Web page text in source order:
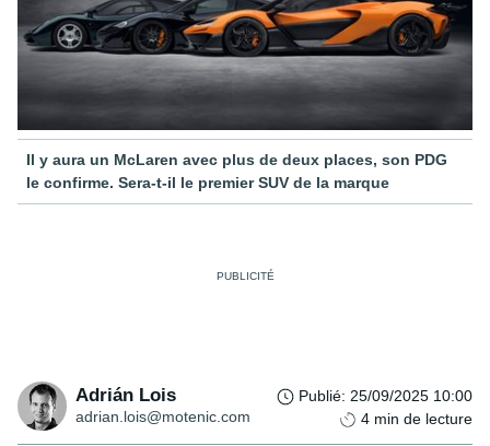
Il y aura un McLaren avec plus de deux places, son PDG
le confirme. Sera-t-il le premier SUV de la marque
Adrián Lois
adrian.lois@motenic.com
Publié: 25/09/2025 10:00
4 min de lecture